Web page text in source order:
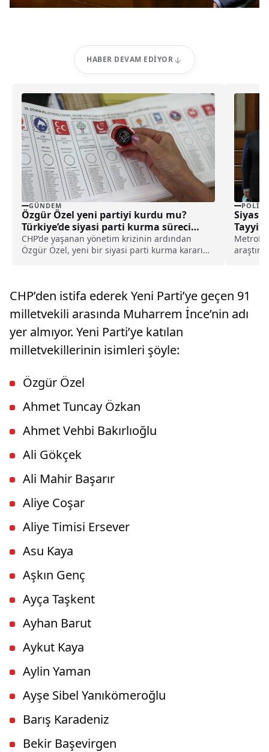
HABER DEVAM EDIYOR
GÜNDEM
Özgür Özel yeni partiyi kurdu mu?
Türkiye’de siyasi parti kurma süreci
nasıl işler?
CHP’de yaşanan yönetim krizinin ardından
Özgür Özel, yeni bir siyasi parti kurma kararını
siyasi bir parti kurma süreci hakkındaki
araştırmaları artırdı.
Siyasi
Tayyip
CHP’den istifa ederek Yeni Parti’ye geçen 91
milletvekili arasında Muharrem İnce’nin adı
yer almıyor. Yeni Parti’ye katılan
milletvekillerinin isimleri şöyle:
Özgür Özel
Ahmet Tuncay Özkan
Ahmet Vehbi Bakırlıoğlu
Ali Gökçek
Ali Mahir Başarır
Aliye Coşar
Aliye Timisi Ersever
Asu Kaya
Aşkın Genç
Ayça Taşkent
Ayhan Barut
Aykut Kaya
Aylin Yaman
Ayşe Sibel Yanıkömeroğlu
Barış Karadeniz
Bekir Başevirgen